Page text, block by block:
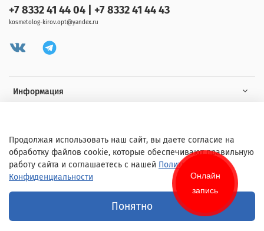
Информация
+7 8332 41 44 04 | +7 8332 41 44 43
kosmetolog-kirov.opt@yandex.ru
© 2020 Любое использование контента без письменного разрешения
Продолжая использовать наш сайт, вы даете согласие на
обработку файлов cookie, которые обеспечивают правильную
работу сайта и соглашаетесь с нашей Политикой
Конфиденциальности
Понятно
Онлайн
запись